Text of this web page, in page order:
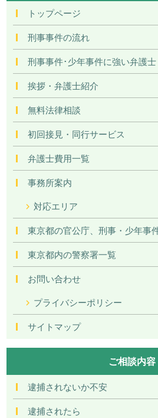
トップページ
刑事事件の流れ
刑事事件･少年事件に強い弁護士
挨拶・弁護士紹介
無料法律相談
初回接見・同行サービス
弁護士費用一覧
事務所案内
対応エリア
東京都の官公庁、刑事・少年事
東京都内の警察署一覧
お問い合わせ
プライバシーポリシー
サイトマップ
ご相談内容
逮捕されないか不安
逮捕されたら